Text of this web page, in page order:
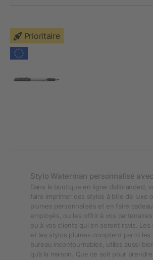
Prioritaire
Stylo Waterman personnalisé
Dans la boutique en ligne d’allbranded,
faire imprimer des stylos à bille de luxe
plumes personnalisés et en faire
employés, ou les offrir à vos
ou à vos clients qui en seront ravis. Les
et les stylos plumes comptent parmi
bureau incontournables, utiles aussi
qu’à la maison. Que ce soit pour